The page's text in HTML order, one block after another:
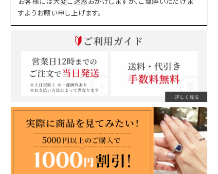
すようお願い申し上げます。